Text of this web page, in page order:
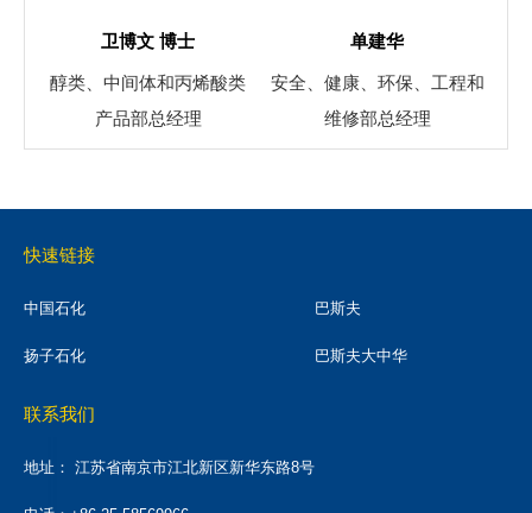
卫博文 博士
醇类、中间体和丙烯酸类
产品部总经理
单建华
安全、健康、环保、工程和
维修部总经理
快速链接
中国石化 巴斯夫
扬子石化 巴斯夫大中华
联系我们
地址： 江苏省南京市江北新区新华东路8号